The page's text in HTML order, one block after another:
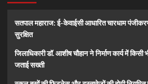
सतपाल महाराज: ई-केवाईसी आधारित चारधाम
सुरक्षित
जिलाधिकारी डॉ. आशीष चौहान ने निर्माण कार्य में किसी
जताई सख्ती